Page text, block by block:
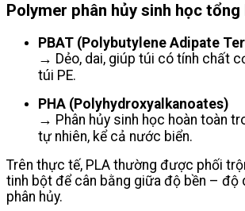
Polymer phân hủy sinh học tổng
PBAT (Polybutylene Adipate
→ Dẻo, dai, giúp túi có tính chất
túi PE.
PHA (Polyhydroxyalkanoates)
→ Phân hủy sinh học hoàn toàn
tự nhiên, kể cả nước biển.
Trên thực tế, PLA thường được phối
tinh bột để cân bằng giữa độ bền – độ
phân hủy.